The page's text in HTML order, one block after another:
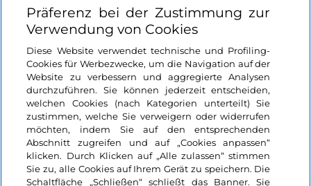
Nützliche Links
Login
Bleiben wir in Kontakt
Präferenz bei der Zustimmung zur
Verwendung von Cookies
Diese Website verwendet technische und Profiling-
Cookies für Werbezwecke, um die Navigation auf der
Website zu verbessern und aggregierte Analysen
durchzuführen. Sie können jederzeit entscheiden,
welchen Cookies (nach Kategorien unterteilt) Sie
zustimmen, welche Sie verweigern oder widerrufen
möchten, indem Sie auf den entsprechenden
Abschnitt zugreifen und auf „Cookies anpassen“
klicken. Durch Klicken auf „Alle zulassen“ stimmen
Sie zu, alle Cookies auf Ihrem Gerät zu speichern. Die
Schaltfläche „Schließen“ schließt das Banner. Sie